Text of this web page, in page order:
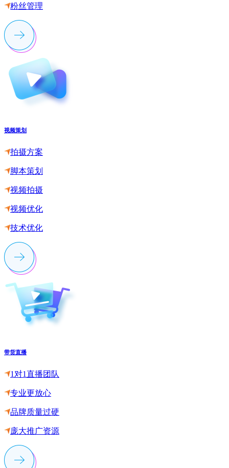
粉丝管理
视频策划
拍摄方案
脚本策划
视频拍摄
视频优化
技术优化
带货直播
1对1直播团队
专业更放心
品牌质量过硬
庞大推广资源